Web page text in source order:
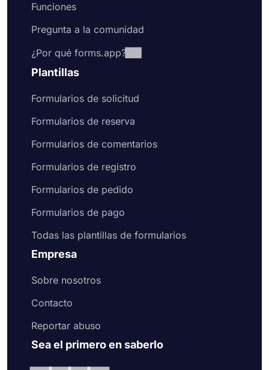
Funciones
Pregunta a la comunidad
¿Por qué forms.app?
Plantillas
Formularios de solicitud
Formularios de reserva
Formularios de comentarios
Formularios de registro
Formularios de pedido
Formularios de pago
Todas las plantillas de formularios
Empresa
Sobre nosotros
Contacto
Reportar abuso
Sea el primero en saberlo